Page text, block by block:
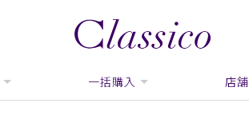
一括購入 店舗